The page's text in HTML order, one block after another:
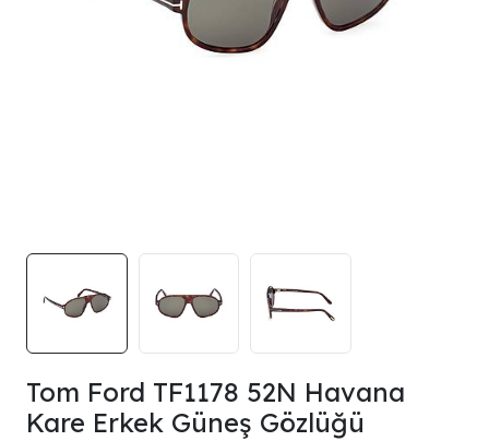
Tom Ford TF1178 52N Havana
Kare Erkek Güneş Gözlüğü